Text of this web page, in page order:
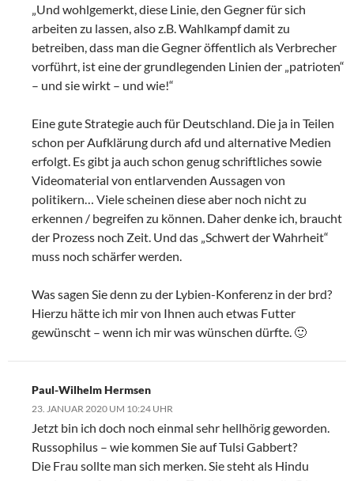
„Und wohlgemerkt, diese Linie, den Gegner für sich
arbeiten zu lassen, also z.B. Wahlkampf damit zu
betreiben, dass man die Gegner öffentlich als Verbrecher
vorführt, ist eine der grundlegenden Linien der „patrioten“
– und sie wirkt – und wie!“
Eine gute Strategie auch für Deutschland. Die ja in Teilen
schon per Aufklärung durch afd und alternative Medien
erfolgt. Es gibt ja auch schon genug schriftliches sowie
Videomaterial von entlarvenden Aussagen von
politikern… Viele scheinen diese aber noch nicht zu
erkennen / begreifen zu können. Daher denke ich, braucht
der Prozess noch Zeit. Und das „Schwert der Wahrheit“
muss noch schärfer werden.
Was sagen Sie denn zu der Lybien-Konferenz in der brd?
Hierzu hätte ich mir von Ihnen auch etwas Futter
gewünscht – wenn ich mir was wünschen dürfte. 🙂
Paul-Wilhelm Hermsen
23. JANUAR 2020 UM 10:24 UHR
Jetzt bin ich doch noch einmal sehr hellhörig geworden.
Russophilus – wie kommen Sie auf Tulsi Gabbert?
Die Frau sollte man sich merken. Sie steht als Hindu